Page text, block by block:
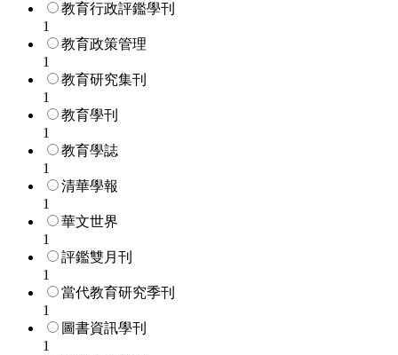
教育行政評鑑學刊
1
教育政策管理
1
教育研究集刊
1
教育學刊
1
教育學誌
1
清華學報
1
華文世界
1
評鑑雙月刊
1
當代教育研究季刊
1
圖書資訊學刊
1